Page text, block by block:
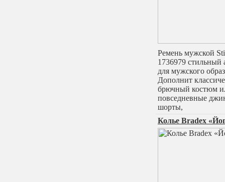
Ремень мужской
1736979 стильный
для мужского
Дополнит
брючный костюм
повседневные
шорты,
Колье Bradex